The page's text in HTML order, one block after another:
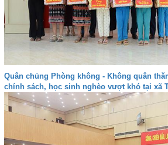
Quân chủng Phòng không - Không quân
chính sách, học sinh nghèo vượt khó tại xã
nẵng